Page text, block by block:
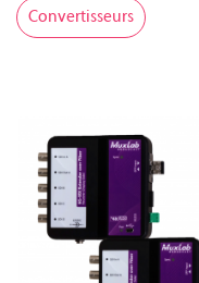
Convertisseurs
500734-SM80